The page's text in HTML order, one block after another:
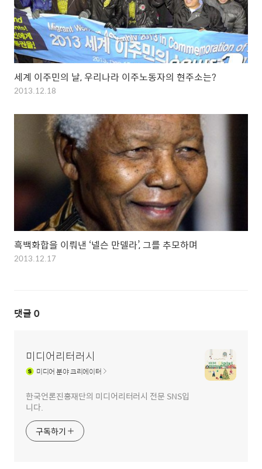
세계 이주민의 날, 우리나라 이주노동자의 현주소는?
2013.12.18
흑백화합을 이뤄낸 ‘넬슨 만델라’, 그를 추모하며
2013.12.17
댓글 0
미디어리터러시
미디어분야 크리에이터
한국언론진흥재단의 미디어리터러시 전문 SNS입
니다.
구독하기